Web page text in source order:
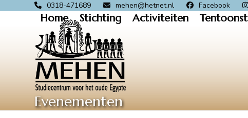
0318-471689 mehen@hetnet.nl Facebook
Home Stichting Activiteiten
Evenementen